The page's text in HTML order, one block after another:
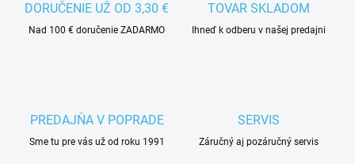
DORUČENIE UŽ OD 3,30 €
Nad 100 € doručenie ZADARMO
TOVAR SKLADOM
Ihneď k odberu v našej predajni
PREDAJŇA V POPRADE
Sme tu pre vás už od roku 1991
SERVIS
Záručný aj pozáručný servis